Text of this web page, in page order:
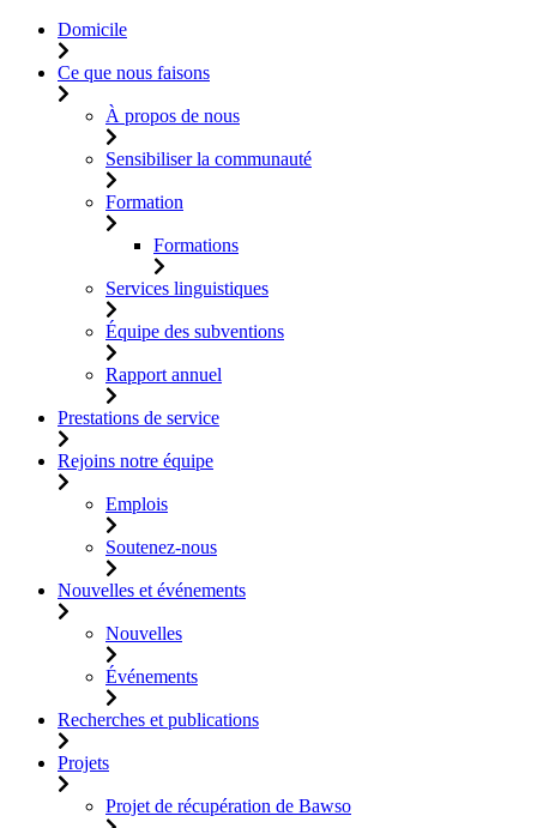
Domicile
Ce que nous faisons
À propos de nous
Sensibiliser la communauté
Formation
Formations
Services linguistiques
Équipe des subventions
Rapport annuel
Prestations de service
Rejoins notre équipe
Emplois
Soutenez-nous
Nouvelles et événements
Nouvelles
Événements
Recherches et publications
Projets
Projet de récupération de Bawso